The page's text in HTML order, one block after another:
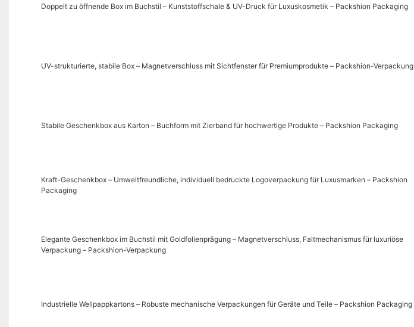
Doppelt zu öffnende Box im Buchstil – Kunststoffschale & UV-Druck für Luxuskosmetik – Packshion Packaging
UV-strukturierte, stabile Box – Magnetverschluss mit Sichtfenster für Premiumprodukte – Packshion-Verpackung
Stabile Geschenkbox aus Karton – Buchform mit Zierband für hochwertige Produkte – Packshion Packaging
Kraft-Geschenkbox – Umweltfreundliche, individuell bedruckte Logoverpackung für Luxusmarken – Packshion
Packaging
Elegante Geschenkbox im Buchstil mit Goldfolienprägung – Magnetverschluss, Faltmechanismus für luxuriöse
Verpackung – Packshion-Verpackung
Industrielle Wellpappkartons – Robuste mechanische Verpackungen für Geräte und Teile – Packshion Packaging